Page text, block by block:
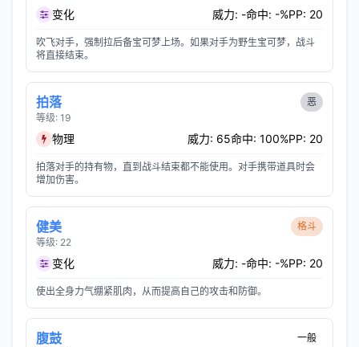
变化 威力: -命中: -%PP: 20
吹飞对手，强制拉后备宝可梦上场。如果对手为野生宝可梦，战斗
将直接结束。
拍落
等级: 19
恶
物理 威力: 65命中: 100%PP: 20
拍落对手的持有物，直到战斗结束都不能使用。对手携带道具时会
增加伤害。
健美
等级: 22
格斗
变化 威力: -命中: -%PP: 20
使出全身力气绷紧肌肉，从而提高自己的攻击和防御。
腹鼓 一般